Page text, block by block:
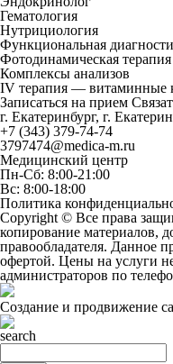
Гематология
Нутрициология
Функциональная
Фотодинамическая терапия
Комплексы анализов
IV терапия — витаминные
Записаться на прием
г. Екатеринбург, г.
+7 (343) 379-74-74
3797474@medica-m.ru
Медицинский центр
Пн-Сб: 8:00-21:00
Вс: 8:00-18:00
Политика
Copyright © Все права
копирование материалов,
правообладателя. Данное
офертой. Цены на услуги
администраторов по
Создание и продвижение